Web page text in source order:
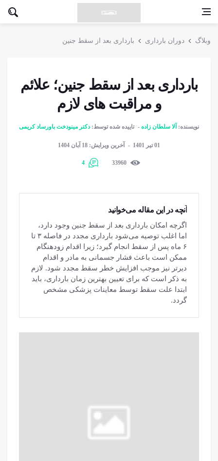
وبلاگ دوران بارداری بارداری بعد از سقط جنین
بارداری بعد از سقط جنین؛ علائم
و مراقبت های لازم
نویسنده: آلا سلطان زاده تاییده شده توسط: دکتر مینودخت باورساد کریمی
01 تیر 1401 آخرین ویرایش: 18 آبان 1404
33960
4
آنچه در این مقاله می‌خوانید
اگرچه امکان بارداری بعد از سقط جنین وجود دارد،
اما اغلب توصیه می‌شود بارداری مجدد در فاصله ۳ تا
۶ ماه پس از سقط انجام گیرد؛ زیرا اقدام زودهنگام
ممکن است باعث فشار جسمانی به مادر و اقدام
دیرتر نیز موجب افزایش خطر سقط مجدد شود. لازم
به ذکر است که برای تعیین بهترین زمان بارداری، باید
ابتدا علت سقط توسط معاینات پزشکی مشخص
گردد.